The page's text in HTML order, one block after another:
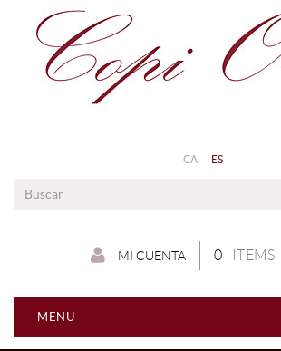
CA ES
0 ITEMS
MI CUENTA
MENU